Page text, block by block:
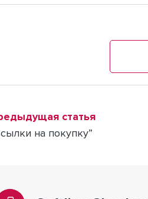
статья
на покупку”